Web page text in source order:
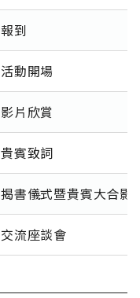
報到
活動開場
影片欣賞
貴賓致詞
揭書儀式暨貴賓大合影
交流座談會